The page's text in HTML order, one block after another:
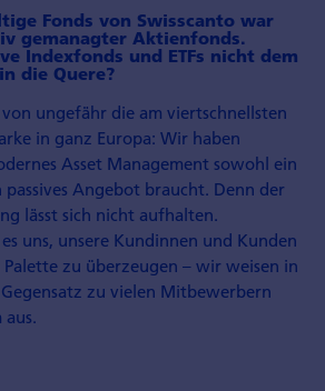
Fonds von Swisscanto war
gemanagter Aktienfonds.
Indexfonds und ETFs nicht dem
die Quere?
ungefähr die am viertschnellsten
in ganz Europa: Wir haben
Asset Management sowohl ein
Angebot braucht. Denn der
lässt sich nicht aufhalten.
uns, unsere Kundinnen und Kunden
zu überzeugen – wir weisen in
zu vielen Mitbewerbern